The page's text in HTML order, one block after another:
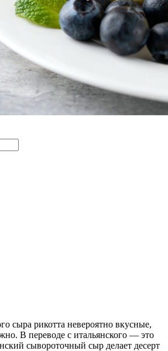
сыра рикотта невероятно вкусные,
В переводе с итальянского — это
сывороточный сыр делает десерт